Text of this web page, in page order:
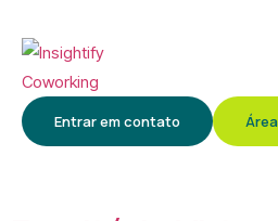
Entrar em contato
Categoria:
Insightify